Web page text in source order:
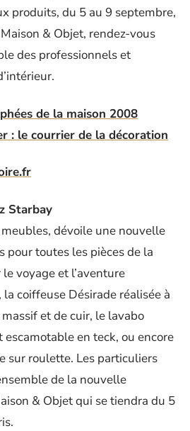
produits, du 5 au 9 septembre,
& Objet, rendez-vous
des professionnels et
de la maison 2008
: le courrier de la décoration
Starbay
dévoile une nouvelle
pour toutes les pièces de la
voyage et l’aventure
coiffeuse Désirade réalisée à
et de cuir, le lavabo
en teck, ou encore
sur roulette. Les particuliers
de la nouvelle
& Objet qui se tiendra du 5